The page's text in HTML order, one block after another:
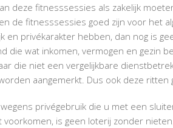
deze fitnesssessies als zakelijk
de fitnesssessies goed zijn voor het
en privékarakter hebben, dan nog is
die wat inkomen, vermogen en gezin
die niet een vergelijkbare
aangemerkt. Dus ook deze ritten
wegens privégebruik die u met een
is geen loterij zonder